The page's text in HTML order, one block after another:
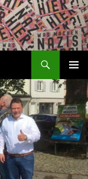
MENÜ
Springe
zum
Inhalt